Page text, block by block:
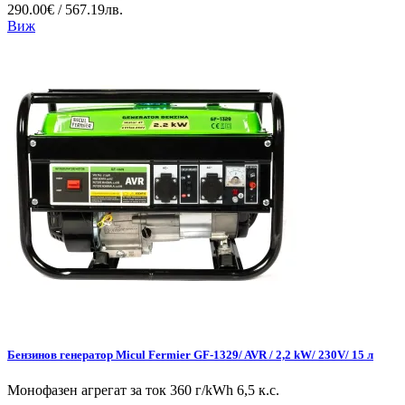
290.00€ / 567.19лв.
Виж
Бензинов генератор Micul Fermier GF-1329/ AVR / 2,2 kW/ 230V/ 15 л
Монофазен агрегат за ток 360 г/kWh 6,5 к.с.